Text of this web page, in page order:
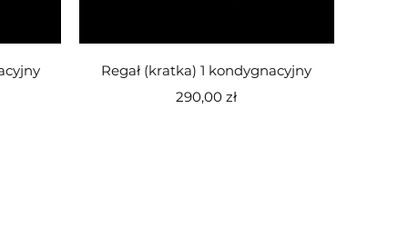
Podgląd
Regał (kratka) 1 kondygnacyjny
Cena
290,00 zł